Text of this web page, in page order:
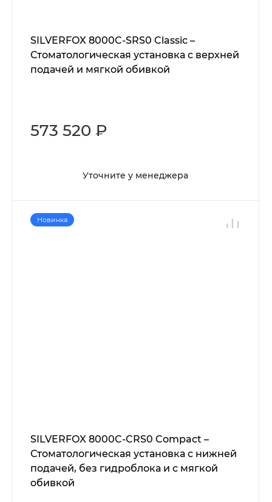
SILVERFOX 8000C-SRS0 Classic –
Стоматологическая установка с верхней
подачей и мягкой обивкой
573 520 ₽
Уточните у менеджера
Новинка
SILVERFOX 8000C-CRS0 Compact –
Стоматологическая установка с нижней
подачей, без гидроблока и с мягкой
обивкой